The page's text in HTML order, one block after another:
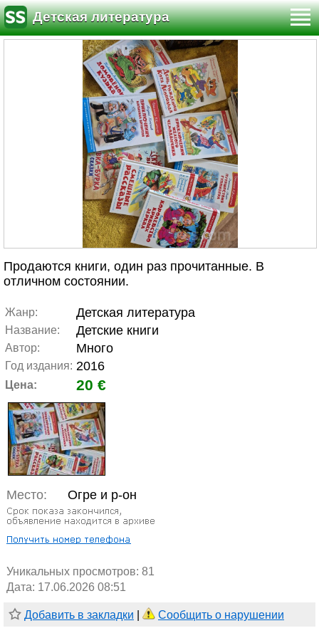
Детская литература
Продаются книги, один раз прочитанные. В
отличном состоянии.
Жанр: Детская литература
Название: Детские книги
Автор: Много
Год издания: 2016
Цена: 20 €
Место: Огре и р-он
Уникальных просмотров: 81
Дата: 17.06.2026 08:51
Добавить в закладки Сообщить о нарушении